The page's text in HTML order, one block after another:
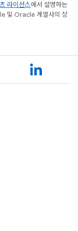
라이선스에서 설명하는
및 Oracle 계열사의 상